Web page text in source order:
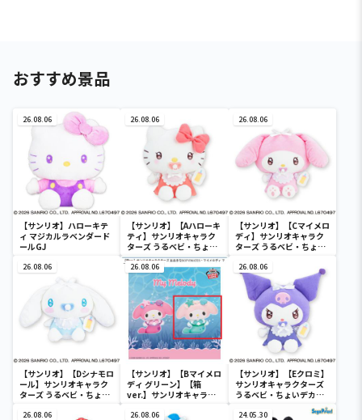
おすすめ景品
26.08.06
【サンリオ】ハローキテ
ィ マジカルラベンダード
ールGJ
26.08.06
【サンリオ】【Aハローキ
ティ】サンリオキャラク
ターズ うるベビ・ちょい
デカドール
26.08.06
【サンリオ】【Cマイメロ
ディ】サンリオキャラク
ターズ うるベビ・ちょい
26.08.06
【サンリオ】【Dシナモロ
ール】サンリオキャラク
ターズ うるベビ・ちょい
26.08.06
【サンリオ】【Bマイメロ
ディ グリーン】【箱
ver.】サンリオキャラク
SOFVIMATES～マイメロ
26.08.06
【サンリオ】【Eクロミ】
サンリオキャラクターズ
うるベビ・ちょいデカド
26.08.06 26.08.06 24.05.30